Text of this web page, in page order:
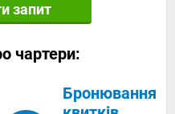
запит
чартери:
Бронювання